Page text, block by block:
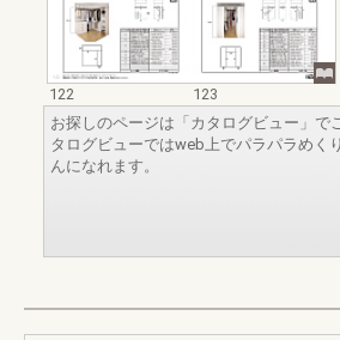
122
123
お探しのページは「カタログビュー」で
タログビューではweb上でパラパラめく
んになれます。